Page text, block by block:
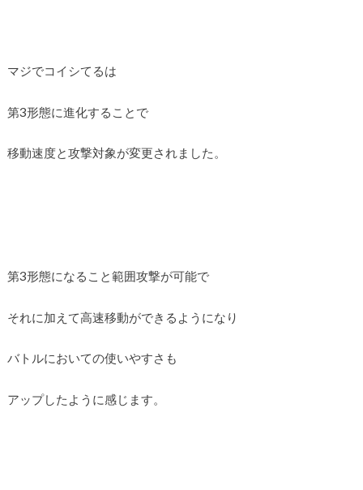
マジでコイシてるは
第3形態に進化することで
移動速度と攻撃対象が変更されました。
第3形態になること範囲攻撃が可能で
それに加えて高速移動ができるようになり
バトルにおいての使いやすさも
アップしたように感じます。